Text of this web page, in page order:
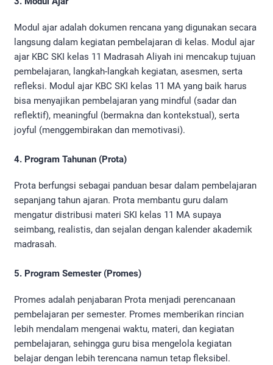
Modul ajar adalah dokumen rencana yang digunakan secara
langsung dalam kegiatan pembelajaran di kelas. Modul ajar
ajar KBC SKI kelas 11 Madrasah Aliyah ini mencakup tujuan
pembelajaran, langkah-langkah kegiatan, asesmen, serta
refleksi. Modul ajar KBC SKI kelas 11 MA yang baik harus
bisa menyajikan pembelajaran yang mindful (sadar dan
reflektif), meaningful (bermakna dan kontekstual), serta
joyful (menggembirakan dan memotivasi).
4. Program Tahunan (Prota)
Prota berfungsi sebagai panduan besar dalam pembelajaran
sepanjang tahun ajaran. Prota membantu guru dalam
mengatur distribusi materi SKI kelas 11 MA supaya
seimbang, realistis, dan sejalan dengan kalender akademik
madrasah.
5. Program Semester (Promes)
Promes adalah penjabaran Prota menjadi perencanaan
pembelajaran per semester. Promes memberikan rincian
lebih mendalam mengenai waktu, materi, dan kegiatan
pembelajaran, sehingga guru bisa mengelola kegiatan
belajar dengan lebih terencana namun tetap fleksibel.